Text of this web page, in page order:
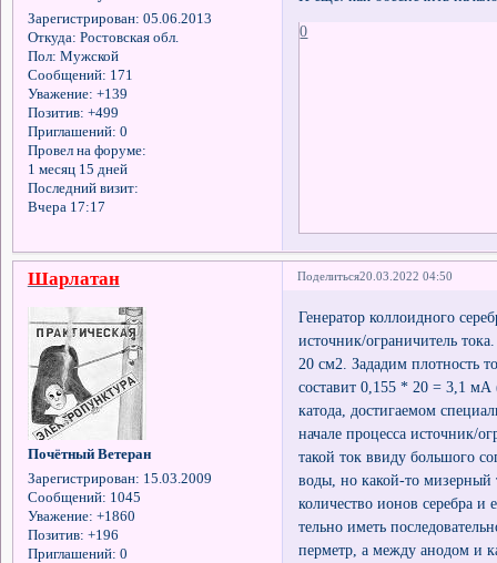
Зарегистрирован: 05.06.2013
Откуда: Ростовская обл.
Пол: Мужской
Сообщений: 171
Уважение: +139
Позитив: +499
Приглашений: 0
Провел на форуме:
1 месяц 15 дней
Последний визит:
Вчера 17:17
0
Поделиться20.03.2022 04:50
Шарлатан
Почётный Ветеран
Зарегистрирован: 15.03.2009
Сообщений: 1045
Уважение: +1860
Позитив: +196
Приглашений: 0
Генератор коллоидного
источник/ограничитель
20 см2. Зададим плотность
составит 0,155 * 20 = 3,1
катода, достигаемом
начале процесса источник/
такой ток ввиду большого
воды, но какой-то мизерный
количество ионов серебра и
тельно иметь
перметр, а между анодом и